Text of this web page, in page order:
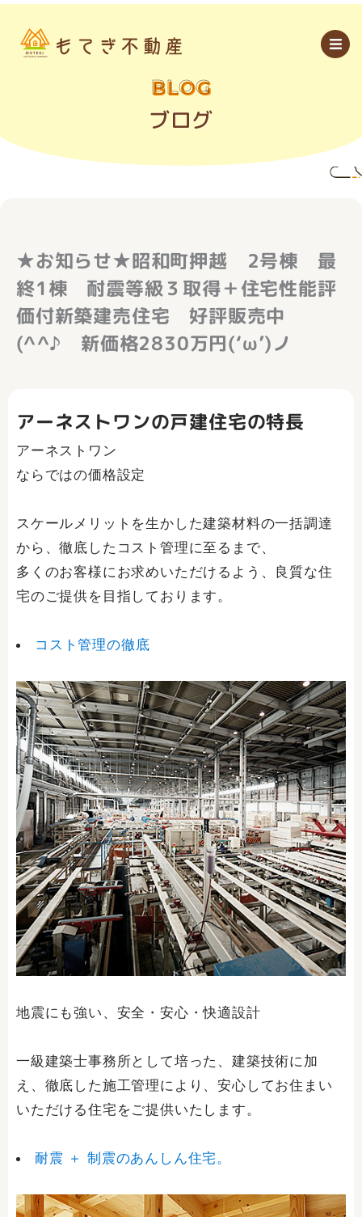
内
BLOG
ブログ
★お知らせ★昭和町押越 2号棟 最
終1棟 耐震等級３取得＋住宅性能評
価付新築建売住宅 好評販売中
(^^♪ 新価格2830万円(‘ω’)ノ
アーネストワンの戸建住宅の特長
アーネストワン
ならではの価格設定
スケールメリットを生かした建築材料の一括調達
から、徹底したコスト管理に至るまで、
多くのお客様にお求めいただけるよう、良質な住
宅のご提供を目指しております。
コスト管理の徹底
地震にも強い、安全・安心・快適設計
一級建築士事務所として培った、建築技術に加
え、徹底した施工管理により、安心してお住まい
いただける住宅をご提供いたします。
耐震 ＋ 制震のあんしん住宅。